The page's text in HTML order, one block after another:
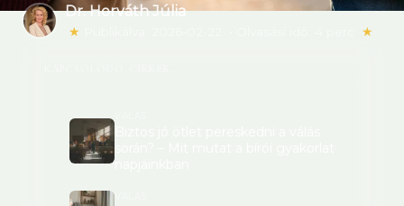
Dr. Horváth Júlia
★ ★